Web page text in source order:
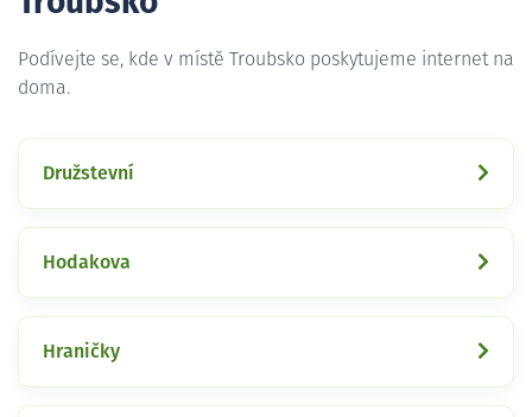
Podívejte se, kde v místě Troubsko poskytujeme internet na
doma.
Družstevní
Hodakova
Hraničky